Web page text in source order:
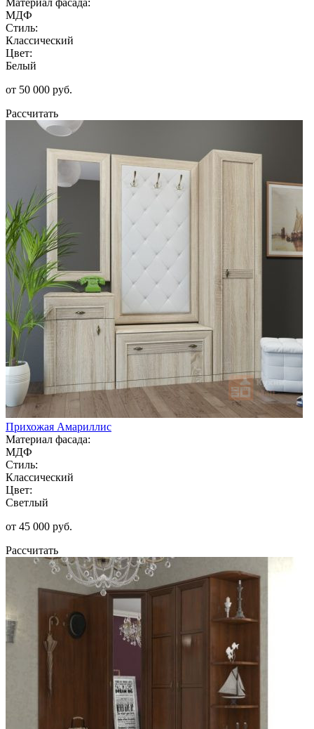
МДФ
Стиль:
Классический
Цвет:
Белый
от 50 000 руб.
Рассчитать
Прихожая Амариллис
Материал фасада:
МДФ
Стиль:
Классический
Цвет:
Светлый
от 45 000 руб.
Рассчитать